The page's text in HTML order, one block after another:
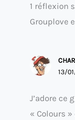
1 réflexion
Grouplove
13/
J’adore ce
« Colours »